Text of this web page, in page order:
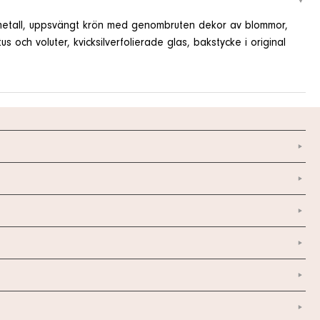
uppsvängt krön med genombruten dekor av blommor,
och voluter, kvicksilverfolierade glas, bakstycke i original